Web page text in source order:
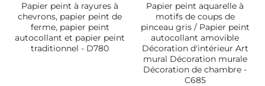
Papier peint à rayures à
chevrons, papier peint de
ferme, papier peint
autocollant et papier peint
traditionnel - D780
Papier peint aquarelle à
motifs de coups de
pinceau gris / Papier peint
autocollant amovible
Décoration d'intérieur Art
mural Décoration murale
Décoration de chambre -
C685